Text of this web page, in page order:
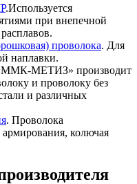
.Используется
при внепечной
проволока. Для
наплавки.
МЕТИЗ» производит
и проволоку без
и различных
. Проволока
армирования, колючая